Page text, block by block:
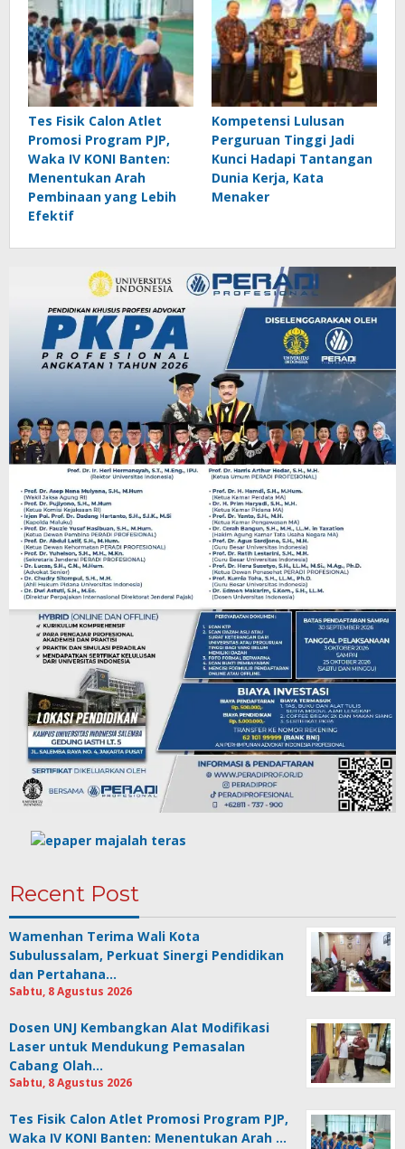
Tes Fisik Calon Atlet
Promosi Program PJP,
Waka IV KONI Banten:
Menentukan Arah
Pembinaan yang Lebih
Efektif
Kompetensi Lulusan
Perguruan Tinggi Jadi
Kunci Hadapi Tantangan
Dunia Kerja, Kata
Menaker
Recent Post
Wamenhan Terima Wali Kota
Subulussalam, Perkuat Sinergi Pendidikan
dan Pertahana…
Sabtu, 8 Agustus 2026
Dosen UNJ Kembangkan Alat Modifikasi
Laser untuk Mendukung Pemasalan
Cabang Olah…
Sabtu, 8 Agustus 2026
Tes Fisik Calon Atlet Promosi Program PJP,
Waka IV KONI Banten: Menentukan Arah …